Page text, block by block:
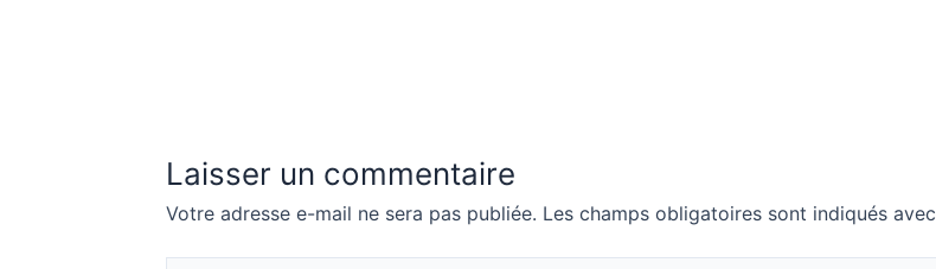
Laisser un commentaire
Votre adresse e-mail ne sera pas publiée. Les champs obligatoires sont indiqués avec